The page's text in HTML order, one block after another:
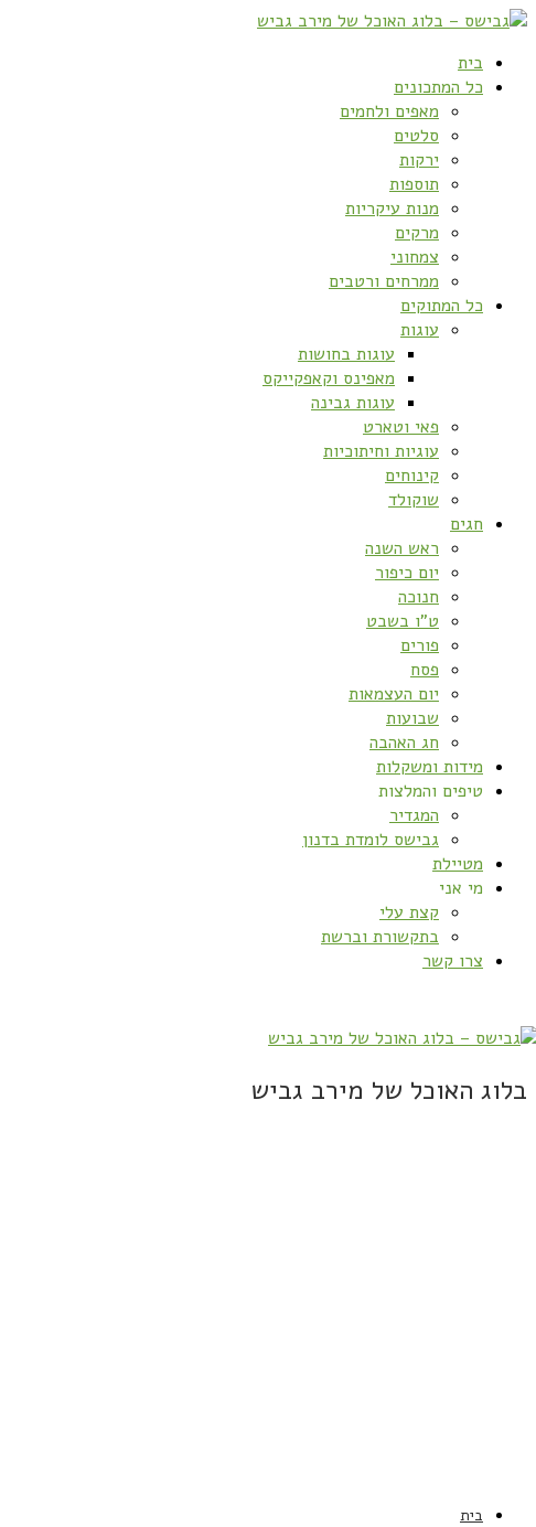
בית
כל המתכונים
מאפים ולחמים
סלטים
ירקות
תוספות
מנות עיקריות
מרקים
צמחוני
ממרחים ורטבים
כל המתוקים
עוגות
עוגות בחושות
מאפינס וקאפקייקס
עוגות גבינה
פאי וטארט
עוגיות וחיתוכיות
קינוחים
שוקולד
חגים
ראש השנה
יום כיפור
חנוכה
ט”ו בשבט
פורים
פסח
יום העצמאות
שבועות
חג האהבה
מידות ומשקלות
טיפים והמלצות
המגדיר
גבישס לומדת בדנון
מטיילת
מי אני
קצת עלי
בתקשורת וברשת
צרו קשר
בלוג האוכל של מירב גביש
בית